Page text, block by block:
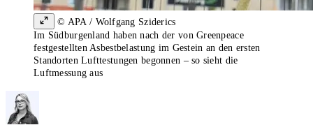
© APA / Wolfgang Sziderics
Im Südburgenland haben nach der von Greenpeace
festgestellten Asbestbelastung im Gestein an den ersten
Standorten Lufttestungen begonnen – so sieht die
Luftmessung aus